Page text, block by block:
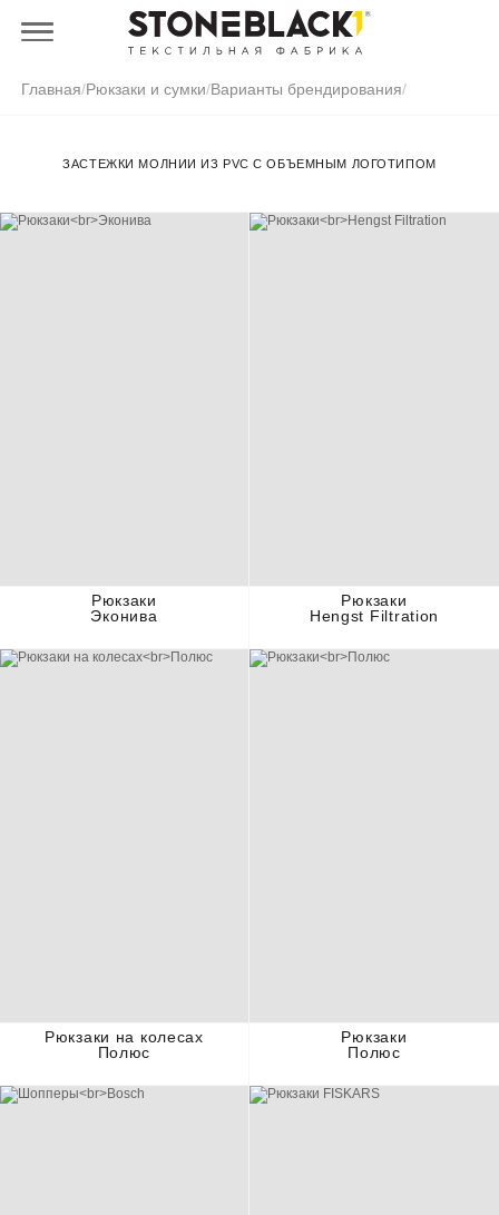
Главная/Рюкзаки и сумки/Варианты брендирования/
ЗАСТЕЖКИ МОЛНИИ ИЗ PVC С ОБЪЕМНЫМ ЛОГОТИПОМ
Рюкзаки
Эконива
Рюкзаки
Hengst Filtration
Рюкзаки на колесах
Полюс
Рюкзаки
Полюс